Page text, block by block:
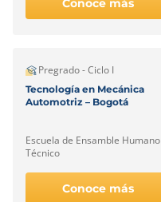
Conoce más
Pregrado - Ciclo I
Tecnología en Mecánica
Automotriz – Bogotá
Escuela de Ensamble Humano
Técnico
Conoce más